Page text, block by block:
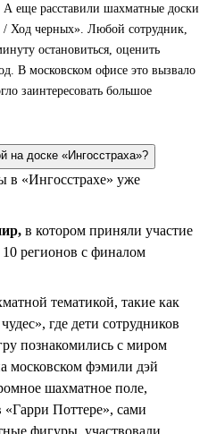
А еще расставили шахматные доски
Ход черных». Любой сотрудник,
остановиться, оценить
В московском офисе это вызвало
заинтересовать большое
на доске «Ингосстраха»?
в «Ингосстрахе» уже
в котором приняли участие
10 регионов с финалом
тематикой, такие как
где дети сотрудников
познакомились с миром
московском фэмили дэй
шахматное поле,
«Гарри Поттере», сами
фигуры, участвовали